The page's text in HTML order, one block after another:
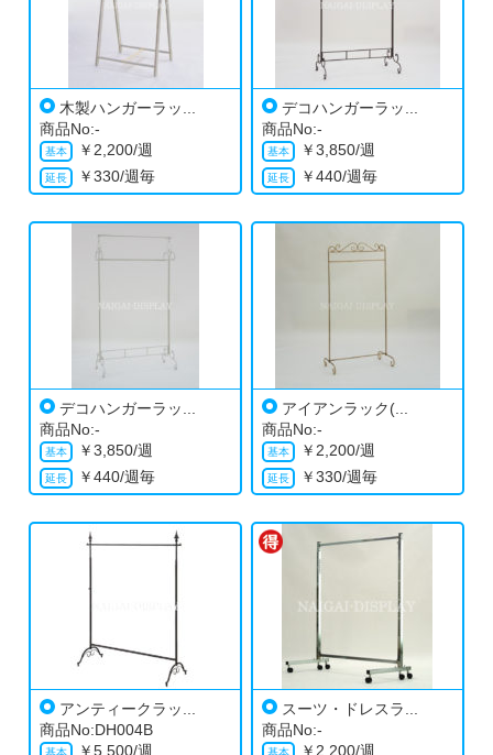
木製ハンガーラッ...
商品No:-
￥2,200/週
￥330/週毎
デコハンガーラッ...
商品No:-
￥ 3,850/週
￥ 440/週毎
デコハンガーラッ...
商品No:-
￥3,850/週
￥440/週毎
アイアンラック(...
商品No:-
￥ 2,200/週
￥ 330/週毎
アンティークラッ...
商品No:DH004B
￥5,500/週
スーツ・ドレスラ...
商品No:-
￥ 2,200/週